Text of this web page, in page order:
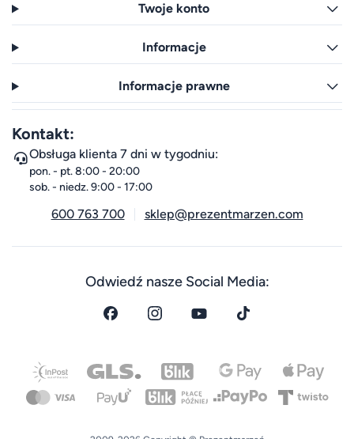
Twoje konto
Informacje
Informacje prawne
Kontakt:
Obsługa klienta 7 dni w tygodniu:
pon. - pt. 8:00 - 20:00
sob. - niedz. 9:00 - 17:00
600 763 700 sklep@prezentmarzen.com
Odwiedź nasze Social Media: